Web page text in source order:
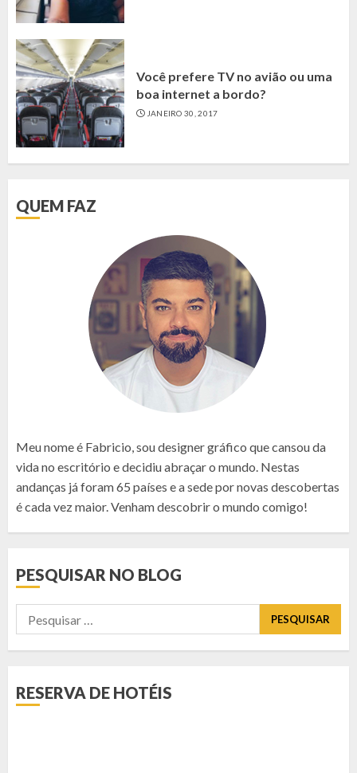
Você prefere TV no avião ou uma
boa internet a bordo?
JANEIRO 30, 2017
QUEM FAZ
Meu nome é Fabricio, sou designer gráfico que cansou da
vida no escritório e decidiu abraçar o mundo. Nestas
andanças já foram 65 países e a sede por novas descobertas
é cada vez maior. Venham descobrir o mundo comigo!
PESQUISAR NO BLOG
Pesquisar
por:
RESERVA DE HOTÉIS